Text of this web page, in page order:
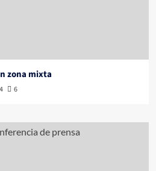
zona mixta
6